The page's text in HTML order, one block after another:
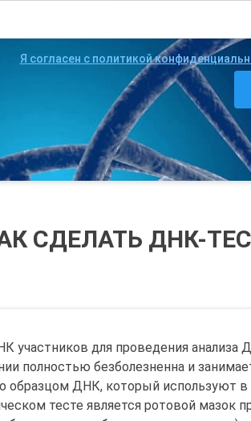
Я согласен с политикой
СДЕЛАТЬ ДНК-
участников для проведения анализа
полностью безболезненна и
образцом ДНК, который используют в
тесте является ротовой мазок